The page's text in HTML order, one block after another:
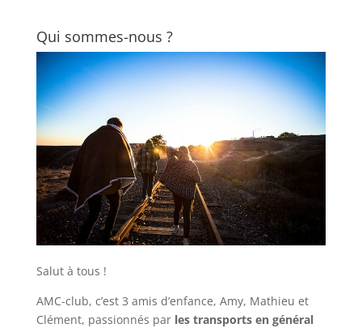
Qui sommes-nous ?
Salut à tous !
AMC-club, c’est 3 amis d’enfance, Amy, Mathieu et
Clément, passionnés par les transports en général